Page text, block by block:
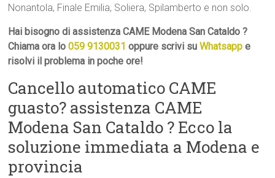
Nonantola, Finale Emilia, Soliera, Spilamberto e non solo.
Hai bisogno di assistenza CAME Modena San Cataldo ?
Chiama ora lo059 9130031 oppure scrivi suWhatsapp e
risolvi il problema in poche ore!
Cancello automatico CAME
guasto? assistenza CAME
Modena San Cataldo ? Ecco la
soluzione immediata a Modena e
provincia